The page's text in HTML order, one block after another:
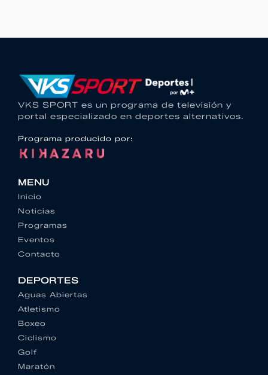
VKS SPORT es un programa de televisión y
portal especializado en deportes alternativos.
Programa producido por:
MENU
Inicio
Noticias
Programas
Eventos
Contacto
DEPORTES
Aguas Abiertas
Atletismo
Boxeo
Ciclismo
Golf
Maratón